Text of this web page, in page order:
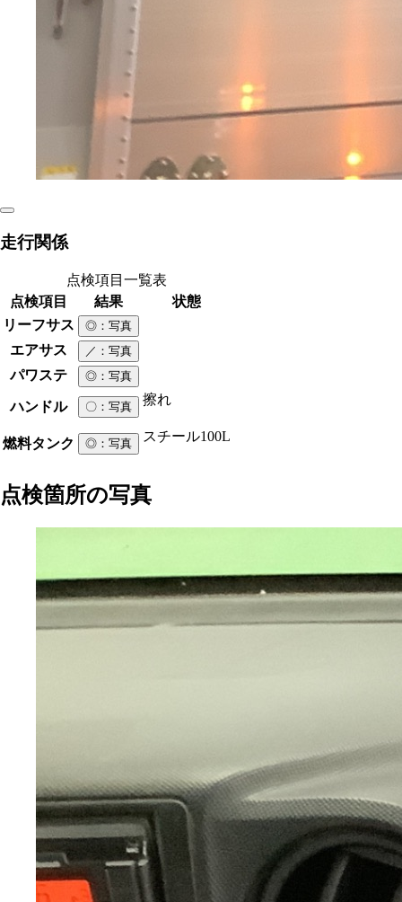
走行関係
点検項目一覧表
点検項目
結果
状態
リーフサス
◎ ：写真
エアサス ／ ：写真
パワステ ◎ ：写真
ハンドル 〇 ：写真 擦れ
燃料タンク ◎ ：写真 スチール100L
点検箇所の写真